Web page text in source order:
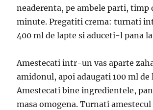
neaderenta, pe ambele parti, timp
minute. Pregatiti crema: turnati
400 ml de lapte si aduceti-l pana
Amestecati intr-un vas aparte
amidonul, apoi adaugati 100 ml de
Amestecati bine ingredientele,
masa omogena. Turnati amestecul